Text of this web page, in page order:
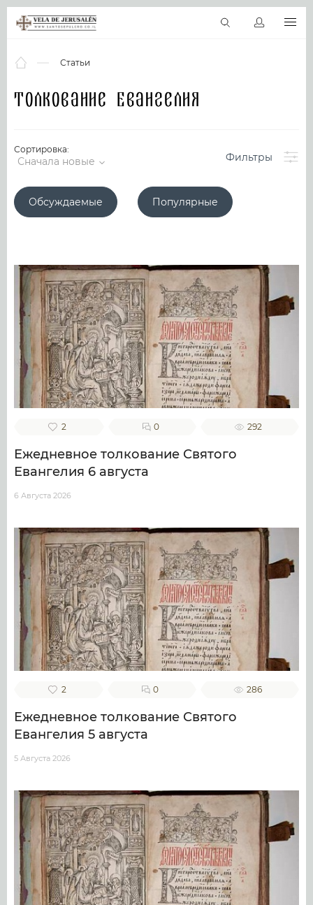
Виртуальные туры
RU
Статьи
Толкование Евангелия
Обсуждаемые Популярные
Сортировка:
Сначала новые Фильтры
2 0 292
Ежедневное толкование Святого
Евангелия 6 августа
6 Августа 2026
2 0 286
Ежедневное толкование Святого
Евангелия 5 августа
5 Августа 2026